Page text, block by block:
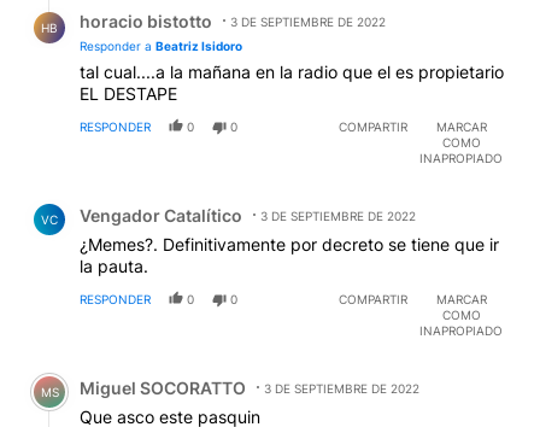
HB horacio bistotto
3 DE SEPTIEMBRE DE 2022
Responder a Beatriz Isidoro
tal cual....a la mañana en la radio que el es propietario
EL DESTAPE
RESPONDER 0 0 COMPARTIR
MARCAR
COMO
INAPROPIADO
VC Vengador Catalítico 3 DE SEPTIEMBRE DE 2022
¿Memes?. Definitivamente por decreto se tiene que ir
la pauta.
RESPONDER 0 0 COMPARTIR
MARCAR
COMO
INAPROPIADO
Comentario de Miguel SOCORATTO.
MS Miguel SOCORATTO 3 DE SEPTIEMBRE DE 2022
Que asco este pasquin